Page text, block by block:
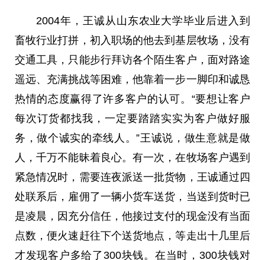
2004年，王诚从山东农业大学毕业后进入到
畜牧行业打拼，初入职场的他去到基层牧场，没有
交通工具，只能步行拜访各个陌生客户，面对路途
遥远、充满挑战等困难，他靠着一步一脚印和诚恳
热情的态度赢得了许多客户的认可。“要想让客户
每次订货都找我，一定要踏踏实实为客户做好服
务，做个诚实的牵线人。”王诚说，做生意就是做
人，千万不能昧着良心。有一次，在牧场客户遇到
紧急情况时，需要连夜派送一批货物，王诚通过四
处联系后，雇佣了一辆小货车送货，当送到货时已
是凌晨，因充分信任，他接过支付的现金没有当面
点数，便火速赶往下个送货地点，等走出十几里后
才发现客户多给了300块钱。在当时，300块钱对